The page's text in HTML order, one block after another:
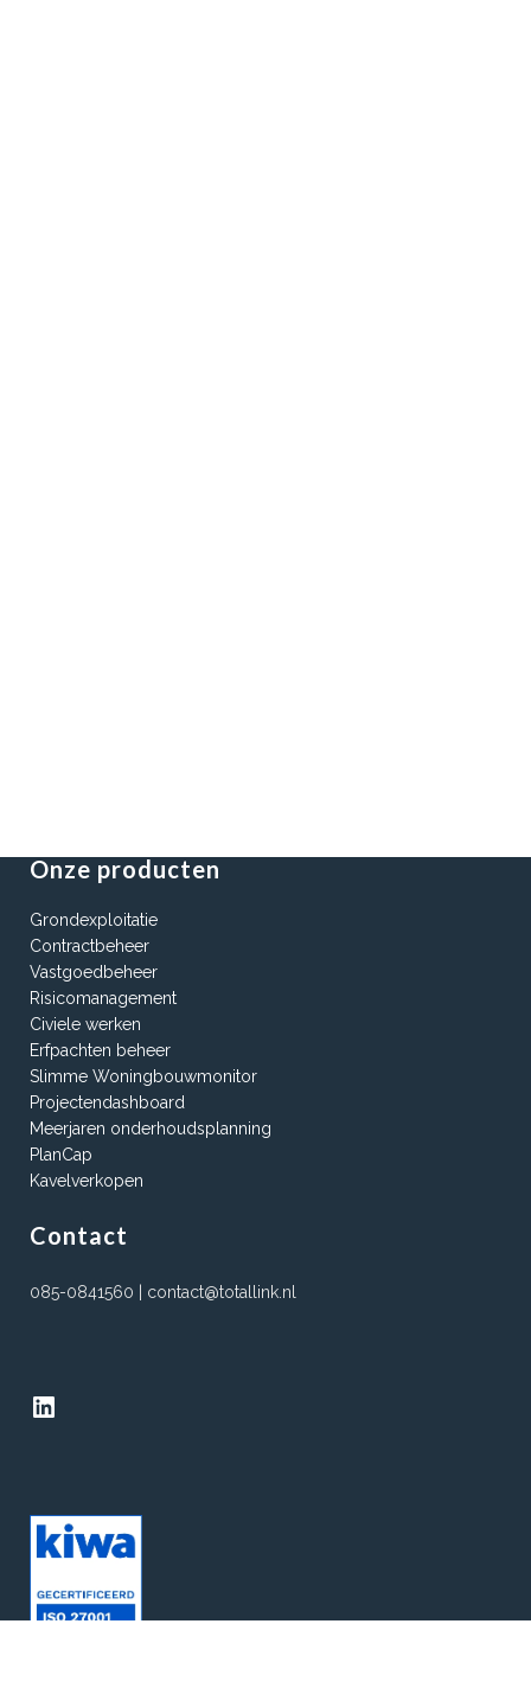
Onze producten
Grondexploitatie
Contractbeheer
Vastgoedbeheer
Risicomanagement
Civiele werken
Erfpachten beheer
Slimme Woningbouwmonitor
Projectendashboard
Meerjaren onderhoudsplanning
PlanCap
Kavelverkopen
Contact
085-0841560 | contact@totallink.nl
LinkedIn